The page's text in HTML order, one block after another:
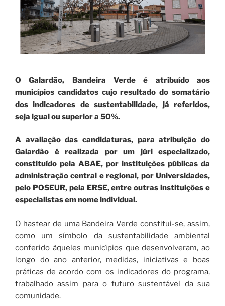
O Galardão, Bandeira Verde é atribuído aos
municípios candidatos cujo resultado do somatário
dos indicadores de sustentabilidade, já referidos,
seja igual ou superior a 50%.
A avaliação das candidaturas, para atribuição do
Galardão é realizada por um júri especializado,
constituído pela ABAE, por instituições públicas da
administração central e regional, por Universidades,
pelo POSEUR, pela ERSE, entre outras instituições e
especialistas em nome individual.
O hastear de uma Bandeira Verde constitui-se, assim,
como um símbolo da sustentabilidade ambiental
conferido àqueles municípios que desenvolveram, ao
longo do ano anterior, medidas, iniciativas e boas
práticas de acordo com os indicadores do programa,
trabalhado assim para o futuro sustentável da sua
comunidade.